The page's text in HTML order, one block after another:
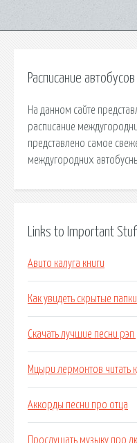
Расписание
На данном сайте
расписание
представлено самое
междугородних
Links to Important
Авито калуга книги
Как увидеть скрытые
Скачать лучшие песни рэп
Мцыри лермонтов читать
Аккорды песни про отца
Прослушать музыку про